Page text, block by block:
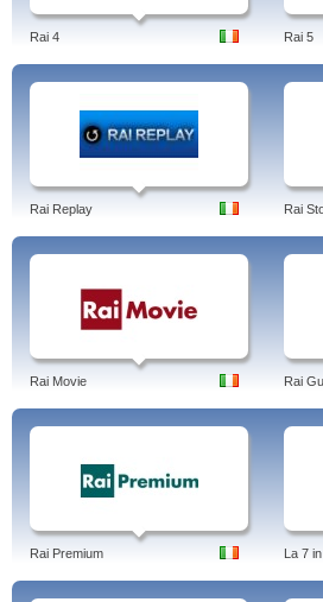
Rai 4 Rai 5
Rai Replay Rai
Rai Movie Rai
Rai Premium La 7